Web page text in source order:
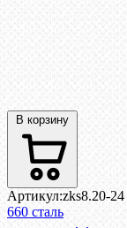
В корзину
Артикул:zks8.20-24
660 сталь